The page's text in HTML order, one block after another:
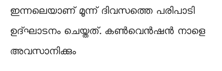
ഇന്നലെയാണ് മൂന്ന് ദിവസത്തെ പരിപാടി
ഉദ്ഘാടനം ചെയ്തത്. കണ്‍വെന്‍ഷന്‍ നാളെ
അവസാനിക്കും